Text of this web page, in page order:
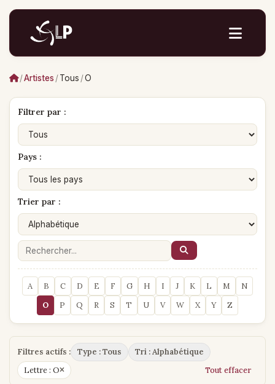
/Artistes /Tous /O
Filtrer par :
Pays :
Trier par :
A B C D E F G H I J K L M
N
O
P Q R S T U V W X Y Z
Filtres actifs : Type : Tous Tri : Alphabétique
Lettre : O Tout effacer